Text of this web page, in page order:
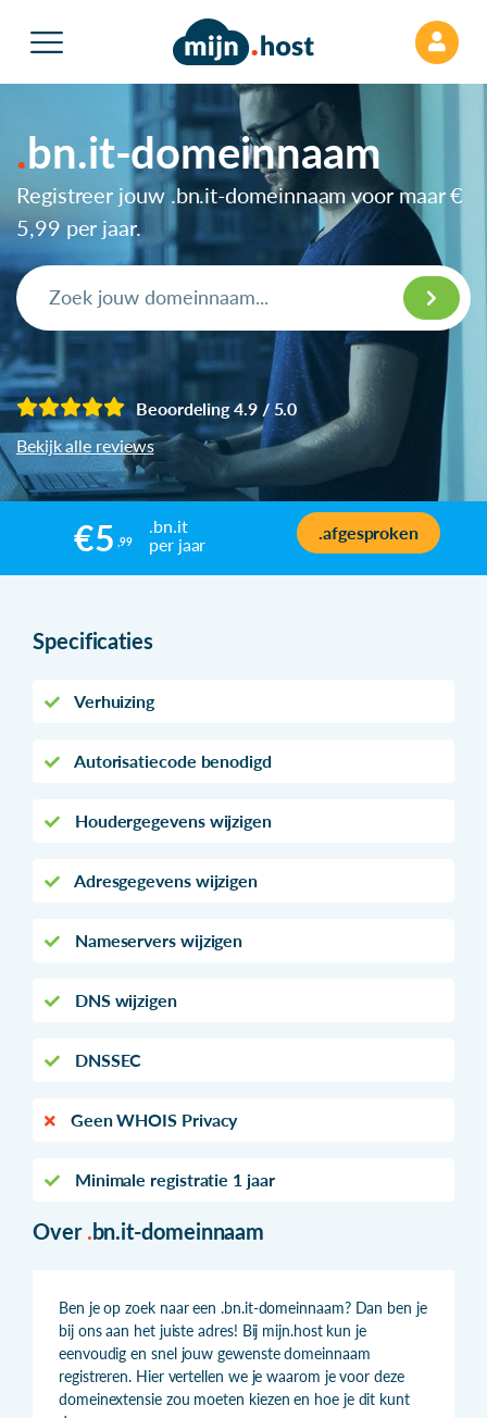
bn.it-domeinnaam
Registreer jouw .bn.it-domeinnaam voor maar€
5,99 per jaar.
Beoordeling 4.9 / 5.0
Bekijk alle reviews
€5 ,99
.bn.it
per jaar
.afgesproken
Specificaties
Verhuizing
Autorisatiecode benodigd
Houdergegevens wijzigen
Adresgegevens wijzigen
Nameservers wijzigen
DNS wijzigen
DNSSEC
Geen WHOIS Privacy
Minimale registratie 1 jaar
Over .bn.it-domeinnaam
Ben je op zoek naar een .bn.it-domeinnaam? Dan ben je
bij ons aan het juiste adres! Bij mijn.host kun je
eenvoudig en snel jouw gewenste domeinnaam
registreren. Hier vertellen we je waarom je voor deze
domeinextensie zou moeten kiezen en hoe je dit kunt